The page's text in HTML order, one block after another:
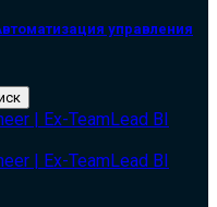
управления